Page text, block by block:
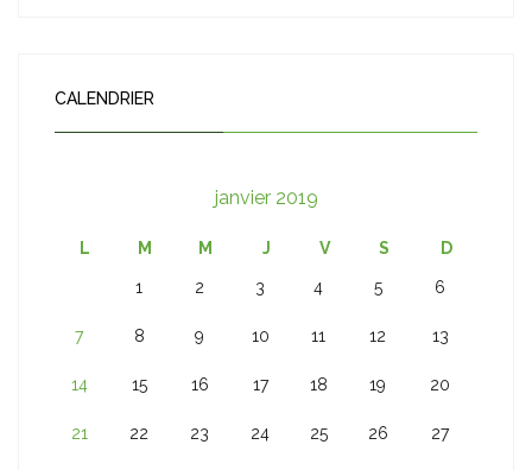
CALENDRIER
janvier 2019
L M M J V S D
1 2 3 4 5 6
7 8 9 10 11 12 13
14 15 16 17 18 19 20
21 22 23 24 25 26 27